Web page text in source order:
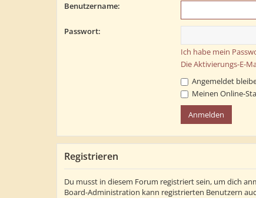
Benutzername:
Passwort:
Ich habe mein
Die Aktivierungs-E-
Angemeldet
Meinen Online-
Registrieren
Du musst in diesem Forum registriert sein, um dich
Board-Administration kann registrierten Benutzern